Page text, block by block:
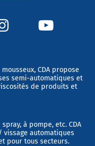
CDA propose
semi-automatiques et
de produits et
à pompe, etc. CDA
vissage automatiques
pour tous secteurs.